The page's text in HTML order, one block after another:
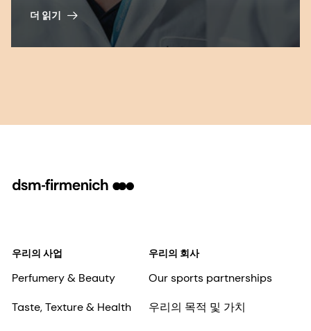
더 읽기
우리의 사업
Perfumery & Beauty
Taste, Texture & Health
우리의 회사
Our sports partnerships
우리의 목적 및 가치